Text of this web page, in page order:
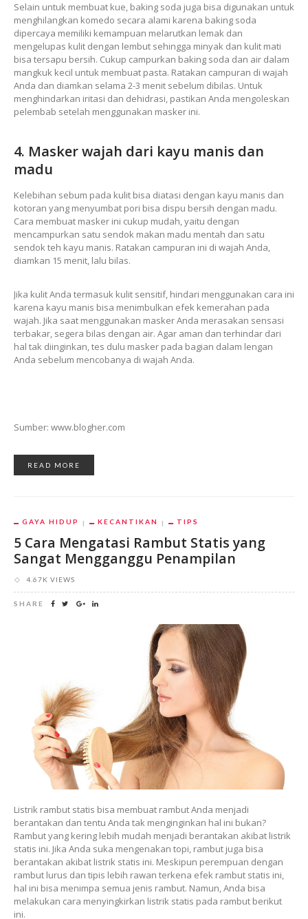
Selain untuk membuat kue, baking soda juga bisa digunakan untuk
menghilangkan komedo secara alami karena baking soda
dipercaya memiliki kemampuan melarutkan lemak dan
mengelupas kulit dengan lembut sehingga minyak dan kulit mati
bisa tersapu bersih. Cukup campurkan baking soda dan air dalam
mangkuk kecil untuk membuat pasta. Ratakan campuran di wajah
Anda dan diamkan selama 2-3 menit sebelum dibilas. Untuk
menghindarkan iritasi dan dehidrasi, pastikan Anda mengoleskan
pelembab setelah menggunakan masker ini.
4. Masker wajah dari kayu manis dan
madu
Kelebihan sebum pada kulit bisa diatasi dengan kayu manis dan
kotoran yang menyumbat pori bisa dispu bersih dengan madu.
Cara membuat masker ini cukup mudah, yaitu dengan
mencampurkan satu sendok makan madu mentah dan satu
sendok teh kayu manis. Ratakan campuran ini di wajah Anda,
diamkan 15 menit, lalu bilas.
Jika kulit Anda termasuk kulit sensitif, hindari menggunakan cara ini
karena kayu manis bisa menimbulkan efek kemerahan pada
wajah. Jika saat menggunakan masker Anda merasakan sensasi
terbakar, segera bilas dengan air. Agar aman dan terhindar dari
hal tak diinginkan, tes dulu masker pada bagian dalam lengan
Anda sebelum mencobanya di wajah Anda.
Sumber: www.blogher.com
READ MORE
GAYA HIDUP KECANTIKAN TIPS
5 Cara Mengatasi Rambut Statis yang
Sangat Mengganggu Penampilan
4.67K VIEWS
SHARE
Listrik rambut statis bisa membuat rambut Anda menjadi
berantakan dan tentu Anda tak menginginkan hal ini bukan?
Rambut yang kering lebih mudah menjadi berantakan akibat listrik
statis ini. Jika Anda suka mengenakan topi, rambut juga bisa
berantakan akibat listrik statis ini. Meskipun perempuan dengan
rambut lurus dan tipis lebih rawan terkena efek rambut statis ini,
hal ini bisa menimpa semua jenis rambut. Namun, Anda bisa
melakukan cara menyingkirkan listrik statis pada rambut berikut
ini.